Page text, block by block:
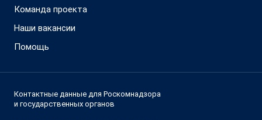
Команда проекта
Наши вакансии
Помощь
Контактные данные для Роскомнадзора
и государственных органов